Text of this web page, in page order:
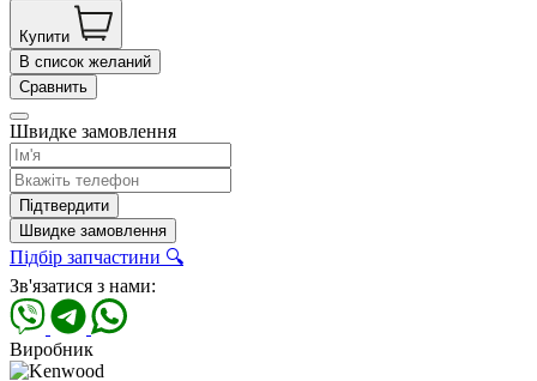
Купити
В список желаний
Сравнить
Швидке замовлення
Підтвердити
Швидке замовлення
Підбір запчастини 🔍
Зв'язатися з нами:
Виробник